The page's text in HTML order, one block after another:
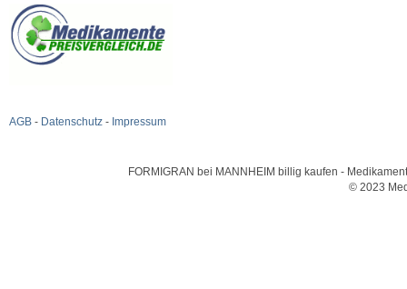
AGB - Datenschutz - Impressum
FORMIGRAN bei MANNHEIM billig kaufen -
© 2023